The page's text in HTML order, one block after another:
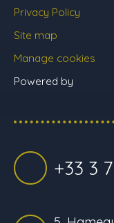
Privacy Policy
Site map
Manage cookies
Powered by
+33 3